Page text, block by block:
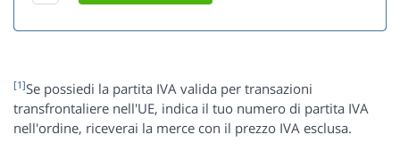
[1]Se possiedi la partita IVA valida per transazioni
transfrontaliere nell'UE, indica il tuo numero di partita IVA
nell'ordine, riceverai la merce con il prezzo IVA esclusa.